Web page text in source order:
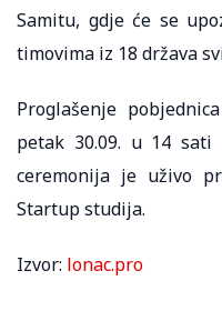
Samitu, gdje će se
timovima iz 18 država
Proglašenje
petak 30.09. u 14
ceremonija je uživo
Startup studija.
Izvor: lonac.pro